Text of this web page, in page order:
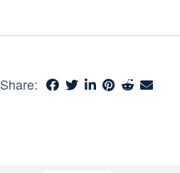
Share: